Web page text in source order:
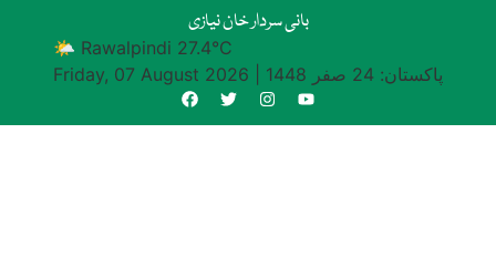
بانی سردار خان نیازی
🌤 Rawalpindi 27.4°C
Friday, 07 August 2026
پاکستان: 24 صفر 1448